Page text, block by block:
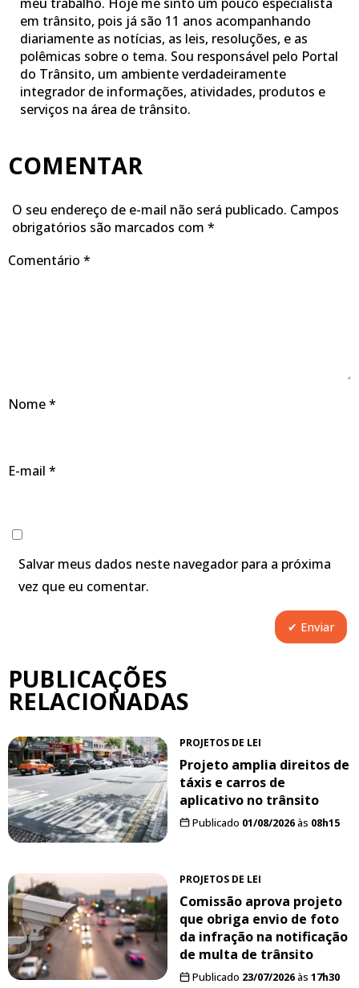
em trânsito, pois já são 11 anos acompanhando
diariamente as notícias, as leis, resoluções, e as
polêmicas sobre o tema. Sou responsável pelo Portal
do Trânsito, um ambiente verdadeiramente
integrador de informações, atividades, produtos e
serviços na área de trânsito.
COMENTAR
O seu endereço de e-mail não será publicado. Campos
obrigatórios são marcados com *
Comentário *
Nome*
E-mail *
Salvar meus dados neste navegador para a próxima
vez que eu comentar.
PUBLICAÇÕES
RELACIONADAS
PROJETOS DE LEI
Projeto amplia direitos de
táxis e carros de
aplicativo no trânsito
Publicado 01/08/2026às 08h15
PROJETOS DE LEI
Comissão aprova projeto
que obriga envio de foto
da infração na notificação
de multa de trânsito
Publicado 23/07/2026às 17h30